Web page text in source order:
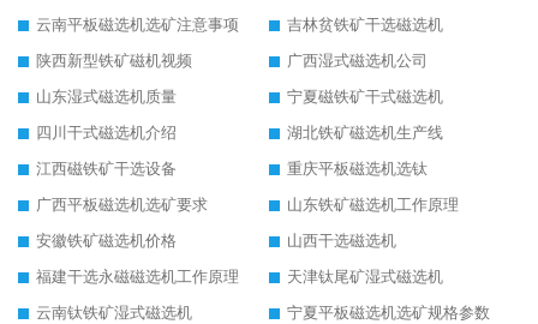
云南平板磁选机选矿注意事项
吉林贫铁矿干选磁选机
陕西新型铁矿磁机视频
广西湿式磁选机公司
山东湿式磁选机质量
宁夏磁铁矿干式磁选机
四川干式磁选机介绍
湖北铁矿磁选机生产线
江西磁铁矿干选设备
重庆平板磁选机选钛
广西平板磁选机选矿要求
山东铁矿磁选机工作原理
安徽铁矿磁选机价格
山西干选磁选机
福建干选永磁磁选机工作原理
天津钛尾矿湿式磁选机
云南钛铁矿湿式磁选机
宁夏平板磁选机选矿规格参数